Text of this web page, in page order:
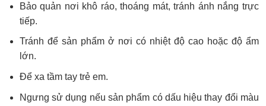
Bảo quản nơi khô ráo, thoáng mát, tránh ánh nắng trực
tiếp.
Tránh để sản phẩm ở nơi có nhiệt độ cao hoặc độ ẩm
lớn.
Để xa tầm tay trẻ em.
Ngưng sử dụng nếu sản phẩm có dấu hiệu thay đổi màu